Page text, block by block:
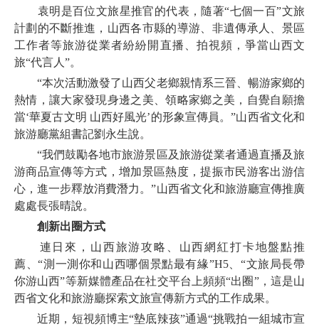
袁明是百位文旅星推官的代表，隨著“七個一百”文旅
計劃的不斷推進，山西各市縣的導游、非遺傳承人、景區
工作者等旅游從業者紛紛開直播、拍視頻，爭當山西文
旅“代言人”。
“本次活動激發了山西父老鄉親情系三晉、暢游家鄉的
熱情，讓大家發現身邊之美、領略家鄉之美，自覺自願擔
當‘華夏古文明 山西好風光’的形象宣傳員。”山西省文化和
旅游廳黨組書記劉永生說。
“我們鼓勵各地市旅游景區及旅游從業者通過直播及旅
游商品宣傳等方式，增加景區熱度，提振市民游客出游信
心，進一步釋放消費潛力。”山西省文化和旅游廳宣傳推廣
處處長張晴說。
創新出圈方式
連日來，山西旅游攻略、山西網紅打卡地盤點推
薦、“測一測你和山西哪個景點最有緣”H5、“文旅局長帶
你游山西”等新媒體產品在社交平台上頻頻“出圈”，這是山
西省文化和旅游廳探索文旅宣傳新方式的工作成果。
近期，短視頻博主“墊底辣孩”通過“挑戰拍一組城市宣